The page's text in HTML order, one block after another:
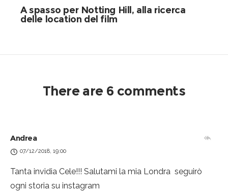
A spasso per Notting Hill, alla ricerca
delle location del film
There are 6 comments
Andrea
07/12/2018, 19:00
Tanta invidia Cele!!! Salutami la mia Londra seguirò
ogni storia su instagram